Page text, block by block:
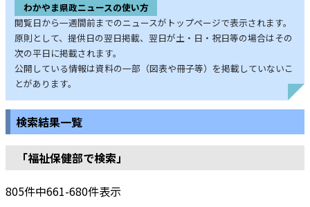
わかやま県政ニュースの使い方
閲覧日から一週間前までのニュースがトップページで表示されます。
原則として、提供日の翌日掲載、翌日が土・日・祝日等の場合はその
次の平日に掲載されます。
公開している情報は資料の一部（図表や冊子等）を掲載していないこ
とがあります。
検索結果一覧
「福祉保健部で検索」
805件中661-680件表示